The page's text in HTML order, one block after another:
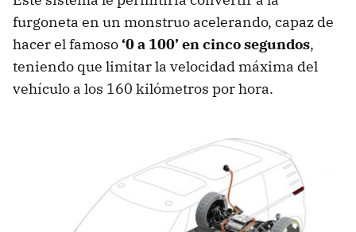
furgoneta en un monstruo acelerando, capaz de
hacer el famoso‘0 a 100’ en cinco segundos,
teniendo que limitar la velocidad máxima del
vehículo a los 160 kilómetros por hora.